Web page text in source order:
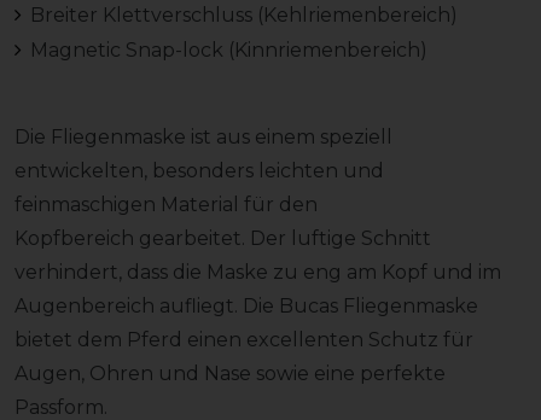
Breiter Klettverschluss (Kehlriemenbereich)
Magnetic Snap-lock (Kinnriemenbereich)
Die Fliegenmaske ist aus einem speziell
entwickelten, besonders leichten und
feinmaschigen Material für den
Kopfbereich gearbeitet. Der luftige Schnitt
verhindert, dass die Maske zu eng am Kopf und im
Augenbereich aufliegt. Die Bucas Fliegenmaske
bietet dem Pferd einen excellenten Schutz für
Augen, Ohren und Nase sowie eine perfekte
Passform.